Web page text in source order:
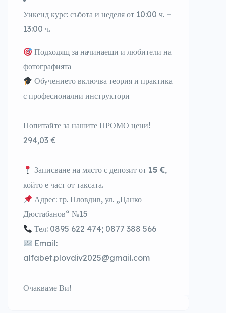
Уикенд курс: събота и неделя от 10:00 ч. –
13:00 ч.
Подходящ за начинаещи и любители на
фотографията
Обучението включва теория и практика
с професионални инструктори
Попитайте за нашите ПРОМО цени!
294,03 €
Записване на място с депозит от 15€,
който е част от таксата.
Адрес: гр. Пловдив, ул. „Цанко
Дюстабанов“ №15
Тел: 0895 622 474; 0877 388 566
Email:
alfabet.plovdiv2025@gmail.com
Очакваме Ви!